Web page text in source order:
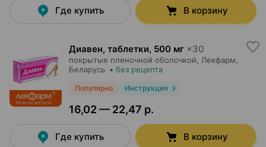
Где купить В корзину
Диавен, таблетки, 500 мг ×30
покрытые пленочной оболочкой, Лекфарм
Беларусь • без рецепта
Популярно Инструкция
16,02 — 22,47 р.
Где купить В корзину